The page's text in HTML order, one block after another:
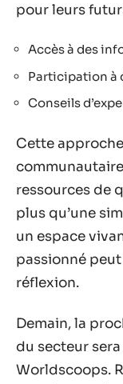
pour leurs
Accès à des
Participation à
Conseils
Cette
ressources de
plus qu’une
un espace
passionné
réflexion.
Demain, la
du secteur
Worldscoops.